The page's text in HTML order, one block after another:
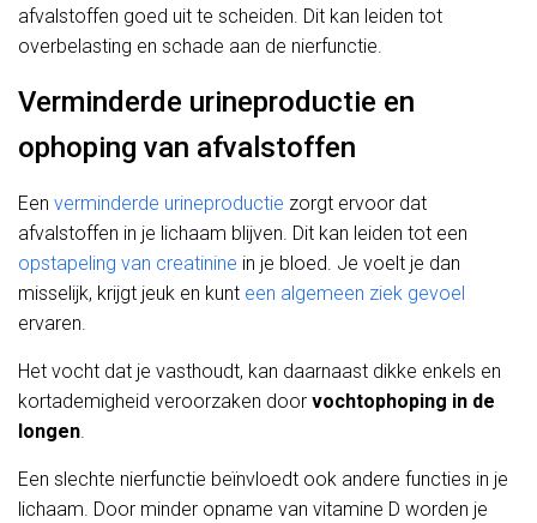
afvalstoffen goed uit te scheiden. Dit kan leiden tot
overbelasting en schade aan de nierfunctie.
Verminderde urineproductie en
ophoping van afvalstoffen
Een verminderde urineproductie zorgt ervoor dat
afvalstoffen in je lichaam blijven. Dit kan leiden tot een
opstapeling van creatinine in je bloed. Je voelt je dan
misselijk, krijgt jeuk en kunt een algemeen ziek gevoel
ervaren.
Het vocht dat je vasthoudt, kan daarnaast dikke enkels en
kortademigheid veroorzaken door vochtophoping in de
longen.
Een slechte nierfunctie beïnvloedt ook andere functies in je
lichaam. Door minder opname van vitamine D worden je